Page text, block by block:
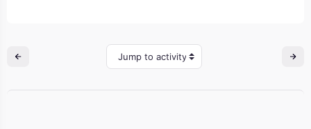
Jump to activity